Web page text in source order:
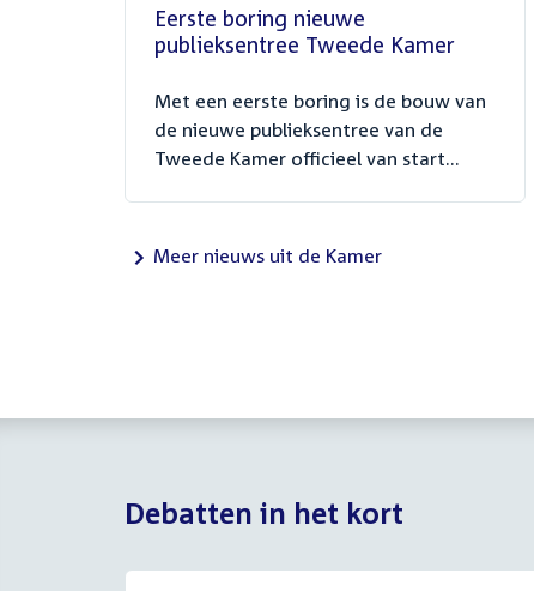
Eerste boring nieuwe
publieksentree Tweede Kamer
Met een eerste boring is de bouw van
de nieuwe publieksentree van de
Tweede Kamer officieel van start...
Meer nieuws uit de Kamer
Debatten in het kort